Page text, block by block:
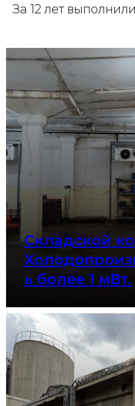
За 12 лет
Складской
ь более 1 мВт.